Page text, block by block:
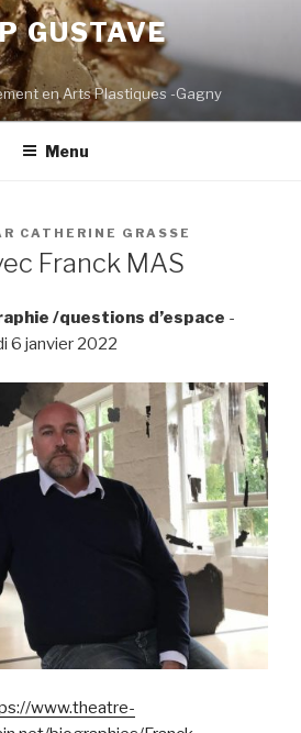
GUSTAVE
en Arts Plastiques -Gagny
Menu
CATHERINE GRASSE
Franck MAS
/questions d’espace -
6 janvier 2022
www.theatre-